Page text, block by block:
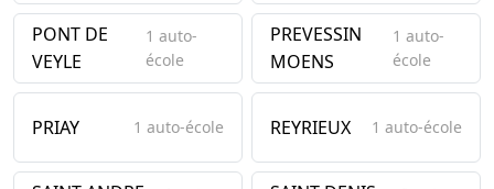
PONT DE
VEYLE
1 auto-
école
PREVESSIN
MOENS
1 auto-
école
PRIAY 1 auto-école REYRIEUX 1 auto-école